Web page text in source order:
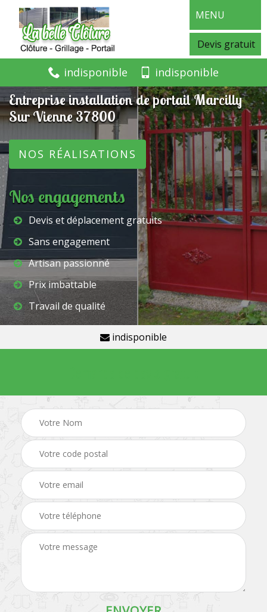
MENU
Devis gratuit
indisponible indisponible
Entreprise installation de portail Marcilly
Sur Vienne 37800
NOS RÉALISATIONS
Nos engagements
Devis et déplacement gratuits
Sans engagement
Artisan passionné
Prix imbattable
Travail de qualité
indisponible